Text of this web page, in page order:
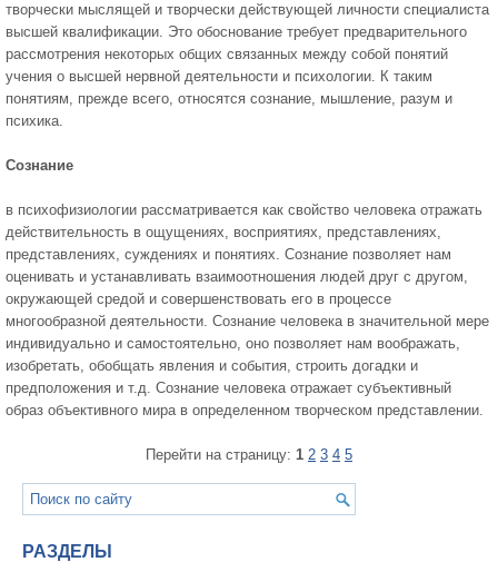
творчески мыслящей и творчески действующей личности специалиста
высшей квалификации. Это обоснование требует предварительного
рассмотрения некоторых общих связанных между собой понятий
учения о высшей нервной деятельности и психологии. К таким
понятиям, прежде всего, относятся сознание, мышление, разум и
психика.
Сознание
в психофизиологии рассматривается как свойство человека отражать
действительность в ощущениях, восприятиях, представлениях,
представлениях, суждениях и понятиях. Сознание позволяет нам
оценивать и устанавливать взаимоотношения людей друг с другом,
окружающей средой и совершенствовать его в процессе
многообразной деятельности. Сознание человека в значительной мере
индивидуально и самостоятельно, оно позволяет нам воображать,
изобретать, обобщать явления и события, строить догадки и
предположения и т.д. Сознание человека отражает субъективный
образ объективного мира в определенном творческом представлении.
Перейти на страницу: 1 2 3 4 5
РАЗДЕЛЫ